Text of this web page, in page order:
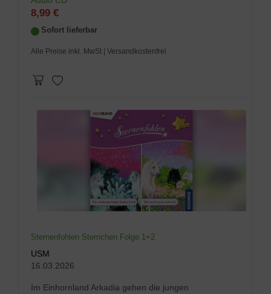
8,99 €
Sofort lieferbar
Alle Preise inkl. MwSt | Versandkostenfrei
Sternenfohlen Sternchen Folge 1+2
USM
16.03.2026
Im Einhornland Arkadia gehen die jungen